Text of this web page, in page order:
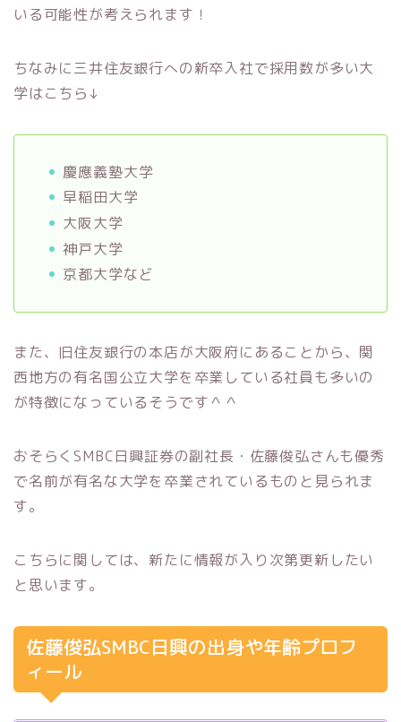
いる可能性が考えられます！
ちなみに三井住友銀行への新卒入社で採用数が多い大
学はこちら↓
慶應義塾大学
早稲田大学
大阪大学
神戸大学
京都大学など
また、旧住友銀行の本店が大阪府にあることから、関
西地方の有名国公立大学を卒業している社員も多いの
が特徴になっているそうです＾＾
おそらくSMBC日興証券の副社長・佐藤俊弘さんも優秀
で名前が有名な大学を卒業されているものと見られま
す。
こちらに関しては、新たに情報が入り次第更新したい
と思います。
佐藤俊弘SMBC日興の出身や年齢プロフ
ィール